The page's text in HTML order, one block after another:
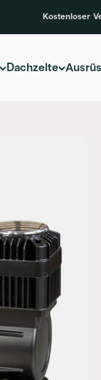
Kostenloser
Dachzelte